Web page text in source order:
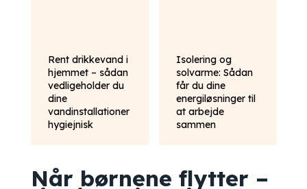
Rent drikkevand i
hjemmet – sådan
vedligeholder du
dine
vandinstallationer
hygiejnisk
Isolering og
solvarme: Sådan
får du dine
energiløsninger til
at arbejde
sammen
Når børnene flytter –